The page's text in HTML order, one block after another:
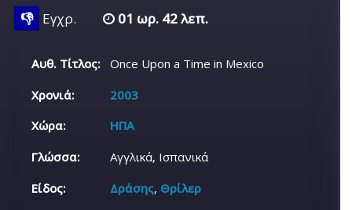
👎 Εγχρ. 01 ωρ. 42 λεπ.
Αυθ. Τίτλος:
Once Upon a Time in Mexico
Χρονιά:
2003
Χώρα:
ΗΠΑ
Γλώσσα:
Αγγλικά, Ισπανικά
Είδος:
Δράσης, Θρίλερ